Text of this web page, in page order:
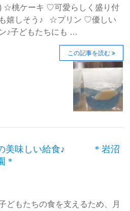
☆桃ケーキ ♡可愛らしく盛り付
嬉しそう♪ ☆プリン ♡優しい
♪子どもたちにも …
この記事を読む
の美味しい給食♪ ＊岩沼
＊
どもたちの食を支えるため、月